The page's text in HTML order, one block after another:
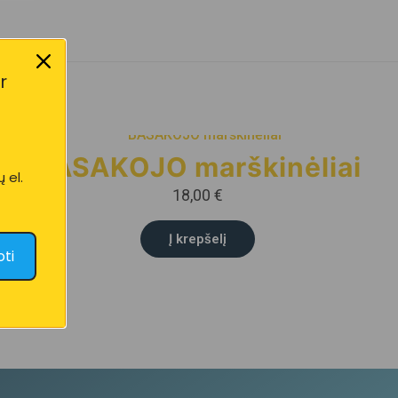
BASAKOJO marškinėliai
18,00€
Į krepšelį
el.